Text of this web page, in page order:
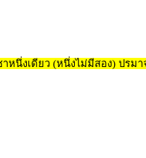
นึ่งเดียว (หนึ่งไม่มีสอง) ปรม